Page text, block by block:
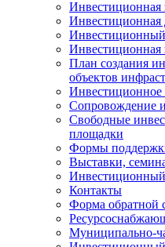
Инвестиционная
Инвестиционная
Инвестиционная
План создания
объектов
Инвестиционное
Сопровождение
Свободные
площадки
Формы
Выставки,
Инвестиционный
Контакты
Форма обратной
Муниципально-